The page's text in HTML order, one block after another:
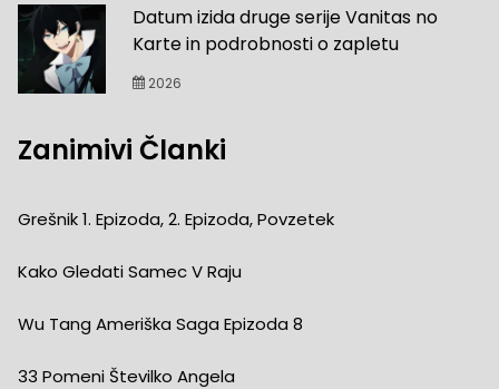
Datum izida druge serije Vanitas no
Karte in podrobnosti o zapletu
2026
Zanimivi Članki
Grešnik 1. Epizoda, 2. Epizoda, Povzetek
Kako Gledati Samec V Raju
Wu Tang Ameriška Saga Epizoda 8
33 Pomeni Številko Angela